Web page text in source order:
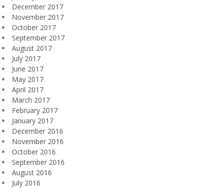
December 2017
November 2017
October 2017
September 2017
August 2017
July 2017
June 2017
May 2017
April 2017
March 2017
February 2017
January 2017
December 2016
November 2016
October 2016
September 2016
August 2016
July 2016